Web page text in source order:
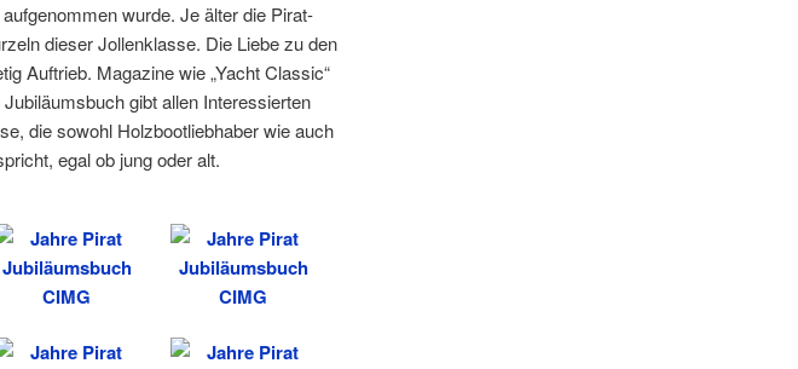
wurde. Je älter die Pirat-
dieser Jollenklasse. Die Liebe zu den
Auftrieb. Magazine wie „Yacht Classic“
gibt allen Interessierten
die sowohl Holzbootliebhaber wie auch
egal ob jung oder alt.